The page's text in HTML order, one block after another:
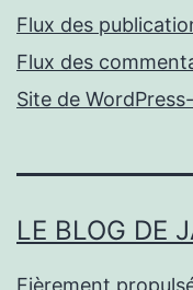
Flux des
Flux des
Site de
LE BLOG DE
Fièrement